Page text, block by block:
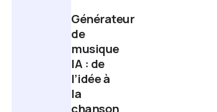
Générateur
de
musique
IA : de
l’idée à
la
chanson